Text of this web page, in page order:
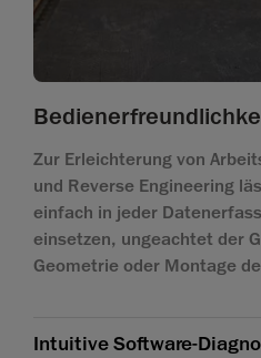
Zur Erleichterung von
und Reverse Engineering
einfach in jeder
einsetzen, ungeachtet der
Geometrie oder Montage
Intuitive Software-